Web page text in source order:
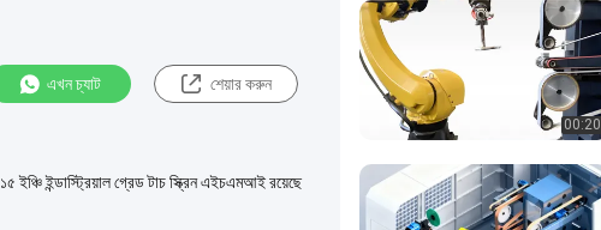
এখন চ্যাট শেয়ার করুন
ইঞ্চি ইন্ডাস্ট্রিয়াল গ্রেড টাচ স্ক্রিন এইচএমআই রয়েছে
00:20